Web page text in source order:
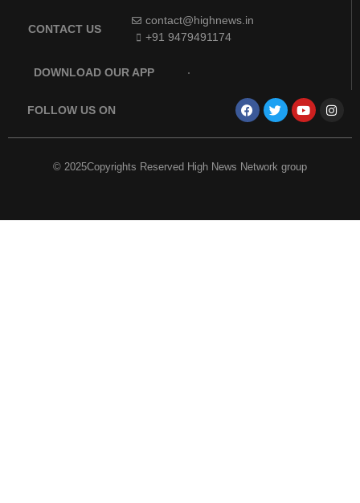
CONTACT US
contact@highnews.in
+91 9479491174
DOWNLOAD OUR APP
FOLLOW US ON
© 2025Copyrights Reserved High News Network group